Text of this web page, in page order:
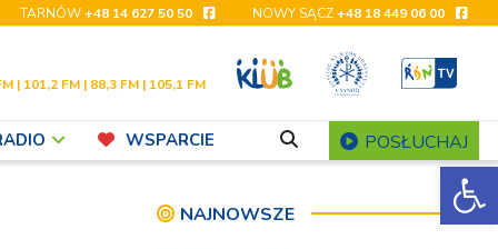
TARNÓW+48 14 627 50 50 NOWY SĄCZ+48 18 449 06 00
| 101,2 FM | 88,3 FM | 105,1 FM
WSPARCIE POSŁUCHAJ
NAJNOWSZE